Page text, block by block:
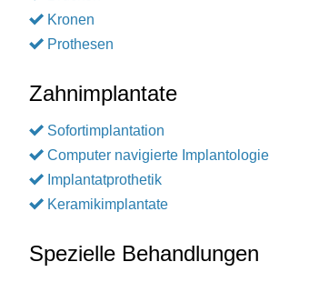
Kronen
Prothesen
Zahnimplantate
Sofortimplantation
Computer navigierte Implantologie
Implantatprothetik
Keramikimplantate
Spezielle Behandlungen